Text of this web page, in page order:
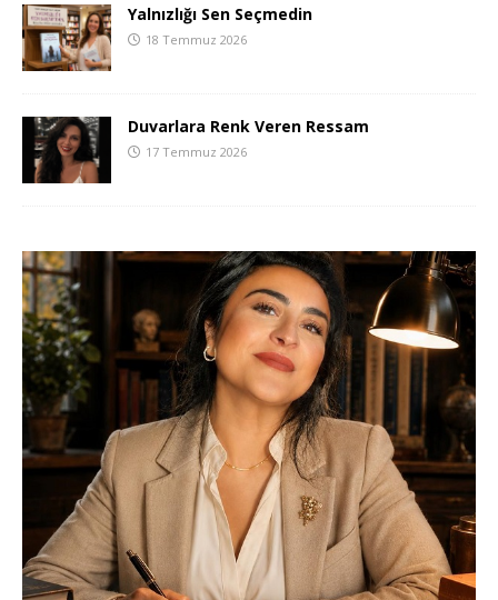
Yalnızlığı Sen Seçmedin
18 Temmuz 2026
Duvarlara Renk Veren Ressam
17 Temmuz 2026